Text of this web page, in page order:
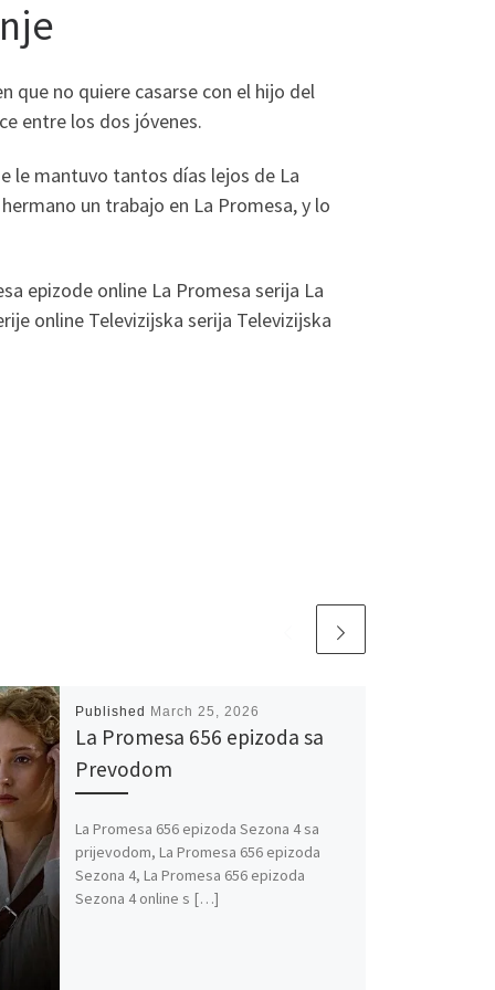
que no quiere casarse con el hijo del
entre los dos jóvenes.
le mantuvo tantos días lejos de La
un trabajo en La Promesa, y lo
epizode online La Promesa serija La
online Televizijska serija Televizijska
Published March 25, 2026
La Promesa 656 epizoda sa
Prevodom
La Promesa 656 epizoda Sezona 4 sa
prijevodom, La Promesa 656 epizoda
Sezona 4, La Promesa 656 epizoda
Sezona 4 online s […]